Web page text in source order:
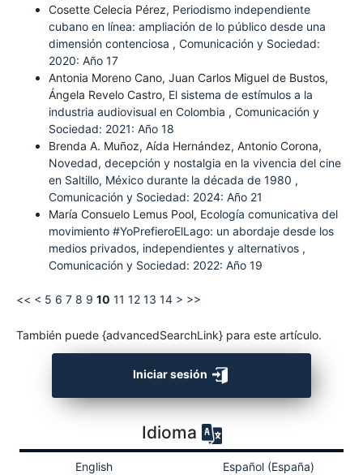
Cosette Celecia Pérez, Periodismo independiente
cubano en línea: ampliación de lo público desde una
dimensión contenciosa , Comunicación y Sociedad:
2020: Año 17
Antonia Moreno Cano, Juan Carlos Miguel de Bustos,
Ángela Revelo Castro, El sistema de estímulos a la
industria audiovisual en Colombia , Comunicación y
Sociedad: 2021: Año 18
Brenda A. Muñoz, Aída Hernández, Antonio Corona,
Novedad, decepción y nostalgia en la vivencia del cine
en Saltillo, México durante la década de 1980 ,
Comunicación y Sociedad: 2024: Año 21
María Consuelo Lemus Pool, Ecología comunicativa del
movimiento #YoPrefieroElLago: un abordaje desde los
medios privados, independientes y alternativos ,
Comunicación y Sociedad: 2022: Año 19
<< < 5 6 7 8 9 10 11 12 13 14 > >>
También puede {advancedSearchLink} para este artículo.
Iniciar sesión
Idioma
English Español (España)